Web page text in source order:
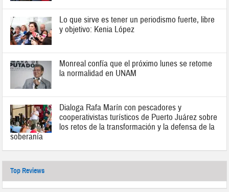
Lo que sirve es tener un periodismo fuerte, libre
y objetivo: Kenia López
Monreal confía que el próximo lunes se retome
la normalidad en UNAM
Dialoga Rafa Marín con pescadores y
cooperativistas turísticos de Puerto Juárez sobre
los retos de la transformación y la defensa de la
soberanía
Top Reviews